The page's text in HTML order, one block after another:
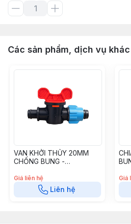
Các sản phẩm, dịch vụ khác
VAN KHỞI THỦY 20MM
CHỐNG BUNG -
Giá liên hệ
Liên hệ
Giá